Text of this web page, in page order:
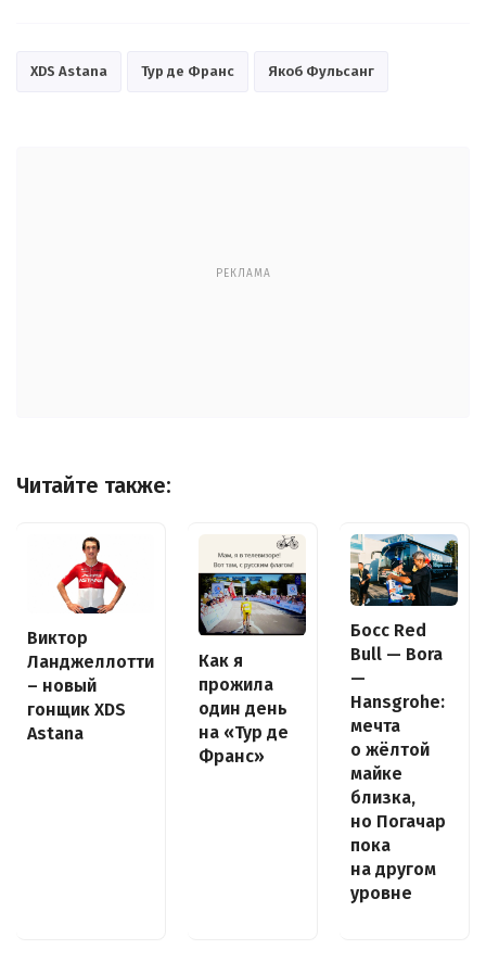
XDS Astana Тур де Франс Якоб Фульсанг
РЕКЛАМА
Читайте также:
Виктор
Ланджеллотти
– новый
гонщик XDS
Astana
Как я
прожила
один день
на «Тур де
Франс»
Босс Red
Bull — Bora
—
Hansgrohe:
мечта
о жёлтой
майке
близка,
но Погачар
пока
на другом
уровне